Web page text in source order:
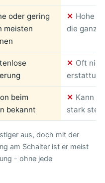
oder gering
meisten
✕ Hohe
die ganze
✕ Oft
beim
bekannt
✕ Kann
stark
aus, doch mit der
am Schalter ist er meist
- ohne jede